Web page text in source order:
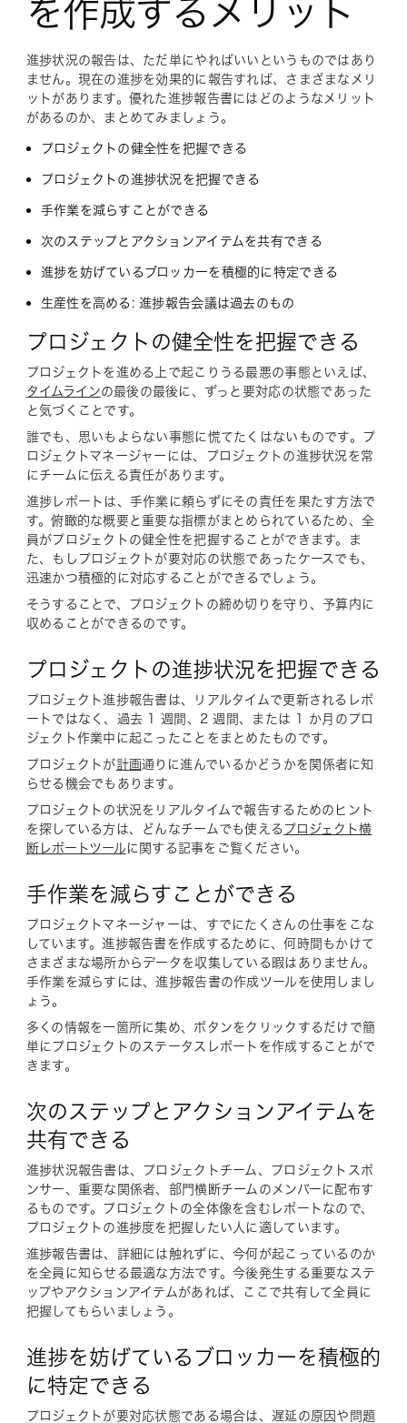
を作成するメリット
進捗状況の報告は、ただ単にやればいいというものではあり
ません。現在の進捗を効果的に報告すれば、さまざまなメリ
ットがあります。優れた進捗報告書にはどのようなメリット
があるのか、まとめてみましょう。
プロジェクトの健全性を把握できる
プロジェクトの進捗状況を把握できる
手作業を減らすことができる
次のステップとアクションアイテムを共有できる
進捗を妨げているブロッカーを積極的に特定できる
生産性を高める: 進捗報告会議は過去のもの
プロジェクトの健全性を把握できる
プロジェクトを進める上で起こりうる最悪の事態といえば、
タイムラインの最後の最後に、ずっと要対応の状態であった
と気づくことです。
誰でも、思いもよらない事態に慌てたくはないものです。プ
ロジェクトマネージャーには、プロジェクトの進捗状況を常
にチームに伝える責任があります。
進捗レポートは、手作業に頼らずにその責任を果たす方法で
す。俯瞰的な概要と重要な指標がまとめられているため、全
員がプロジェクトの健全性を把握することができます。ま
た、もしプロジェクトが要対応の状態であったケースでも、
迅速かつ積極的に対応することができるでしょう。
そうすることで、プロジェクトの締め切りを守り、予算内に
収めることができるのです。
プロジェクトの進捗状況を把握できる
プロジェクト進捗報告書は、リアルタイムで更新されるレポ
ートではなく、過去 1 週間、2 週間、または 1 か月のプロ
ジェクト作業中に起こったことをまとめたものです。
プロジェクトが計画通りに進んでいるかどうかを関係者に知
らせる機会でもあります。
プロジェクトの状況をリアルタイムで報告するためのヒント
を探している方は、どんなチームでも使える プロジェクト横
断レポートツール に関する記事をご覧ください。
手作業を減らすことができる
プロジェクトマネージャーは、すでにたくさんの仕事をこな
しています。進捗報告書を作成するために、何時間もかけて
さまざまな場所からデータを収集している暇はありません。
手作業を減らすには、進捗報告書の作成ツールを使用しまし
ょう。
多くの情報を一箇所に集め、ボタンをクリックするだけで簡
単にプロジェクトのステータスレポートを作成することがで
きます。
次のステップとアクションアイテムを
共有できる
進捗状況報告書は、プロジェクトチーム、プロジェクトスポ
ンサー、重要な関係者、部門横断チームのメンバーに配布す
るものです。プロジェクトの全体像を含むレポートなので、
プロジェクトの進捗度を把握したい人に適しています。
進捗報告書は、詳細には触れずに、今何が起こっているのか
を全員に知らせる最適な方法です。今後発生する重要なステ
ップやアクションアイテムがあれば、ここで共有して全員に
把握してもらいましょう。
進捗を妨げているブロッカーを積極的
に特定できる
プロジェクトが要対応状態である場合は、遅延の原因や問題